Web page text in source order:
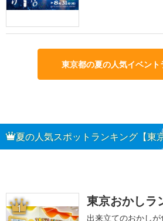
東京都の夏の人気イベント
夏の人気スポットランキング【東
1 東京おかしラ
出来立てのおかし